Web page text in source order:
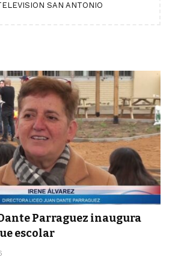
SAN ANTONIO
Parraguez inaugura
escolar